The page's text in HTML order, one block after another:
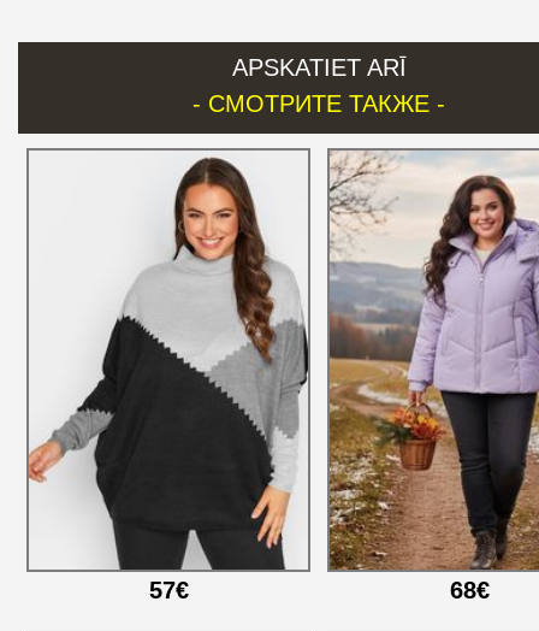
APSKATIET ARĪ
- СМОТРИТЕ ТАКЖЕ -
57€ 68€